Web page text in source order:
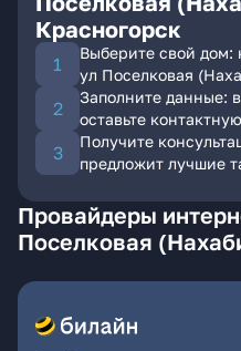
Красногорск
Выберите свой дом:
ул Поселковая
Заполните данные:
оставьте
Получите
предложит лучшие
Провайдеры
Поселковая